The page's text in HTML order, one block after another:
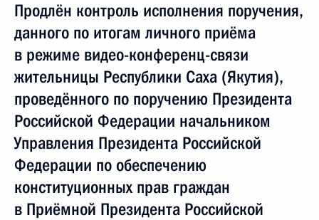
Продлён контроль исполнения поручения,
данного по итогам личного приёма
в режиме видео-конференц-связи
жительницы Республики Саха (Якутия),
проведённого по поручению Президента
Российской Федерации начальником
Управления Президента Российской
Федерации по обеспечению
конституционных прав граждан
в Приёмной Президента Российской